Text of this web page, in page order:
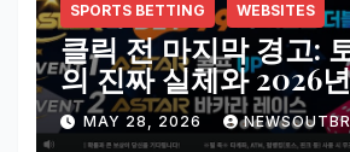
SPORTS BETTING WEBSITES
클릭 전 마지막 경고:
의 진짜 실체와 2026
이 언급되는 플랫폼
MAY 28, 2026